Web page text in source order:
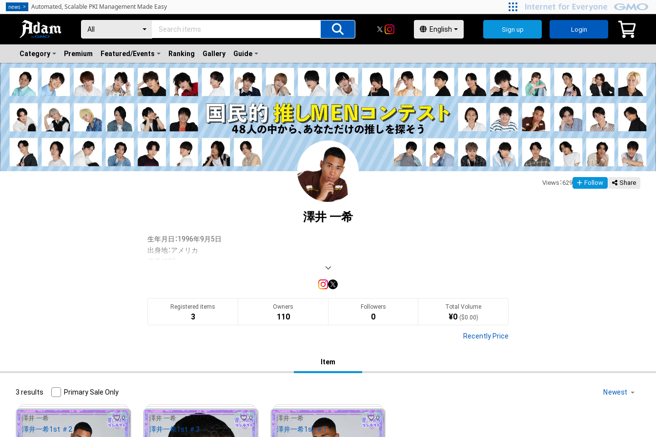
Sign up Login
Category Premium Featured/Events Ranking Gallery Guide
Views ：629 Follow Share
澤井 一希
生年月日：1996年9月5日
出身地：アメリカ
身長：195cm
特技：サッカー・ベンチプレス(120Kg)　大食い・フライパン曲げ
グランプリ特典は雑誌『女性セブン』誌上での単独グラビア＆単独写真集の発売！
俳優、モデル、インフルエンサー、タレントなど個性豊かな参加者48人の中から無料NFTのダウンロード数上位16名が二
次予選に選ばれます。NFTを無料でゲットしてあなたの”推し”を応援しよう！
Registered items
3
Owners
110
Followers
0
Total Volume
¥0 ($0.00)
Recently Price
Item
3 results Primary Sale Only
澤井 一希 0
澤井一希1st ＃2
澤井 一希 0
澤井一希1st ＃3
澤井 一希 0
澤井一希1st ＃1
Our Journey
news Automated, Scalable PKI Management Made Easy